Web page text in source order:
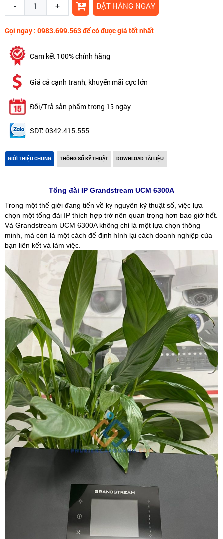
- + ĐẶT HÀNG NGAY
Gọi ngay : 0983.699.563 để có được giá tốt nhất
Cam kết 100% chính hãng
Giá cả cạnh tranh, khuyến mãi cực lớn
Đổi/Trả sản phẩm trong 15 ngày
SDT: 0342.415.555
GIỚI THIỆU CHUNG THÔNG SỐ KỸ THUẬT DOWNLOAD TÀI LIỆU
Tổng đài IP Grandstream UCM 6300A
Trong một thế giới đang tiến về kỷ nguyên kỹ thuật số, việc lựa
chọn một tổng đài IP thích hợp trở nên quan trọng hơn bao giờ hết.
Và Grandstream UCM 6300A không chỉ là một lựa chọn thông
minh, mà còn là một cách để định hình lại cách doanh nghiệp của
bạn liên kết và làm việc.